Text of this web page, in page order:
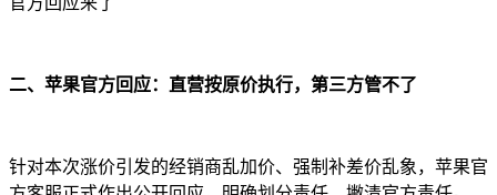
二、苹果官方回应：直营按原价执行，第三方管不了
针对本次涨价引发的经销商乱加价、强制补差价乱象，苹果官